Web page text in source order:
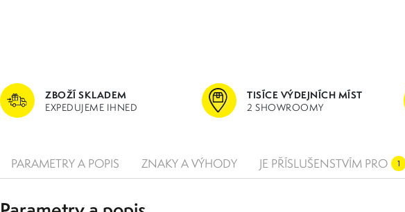
ZBOŽÍ SKLADEM
EXPEDUJEME IHNED
TISÍCE VÝDEJNÍCH MÍST
2 SHOWROOMY
PARAMETRY A POPIS ZNAKY A VÝHODY JE PŘÍSLUŠENSTVÍM PRO 1